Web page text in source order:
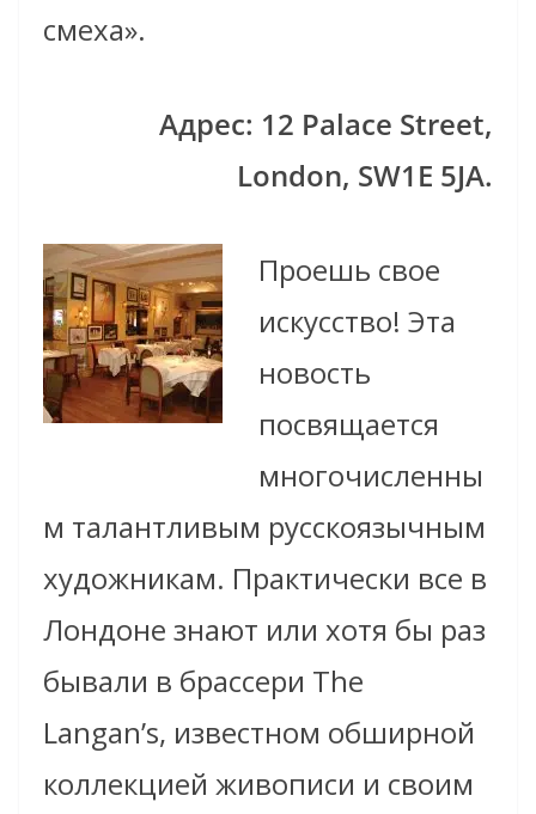
смеха».
Адрес: 12 Palace Street,
London, SW1E 5JA.
Проешь свое
искусство! Эта
новость
посвящается
многочисленны
м талантливым русскоязычным
художникам. Практически все в
Лондоне знают или хотя бы раз
бывали в брассери The
Langan’s, известном обширной
коллекцией живописи и своим